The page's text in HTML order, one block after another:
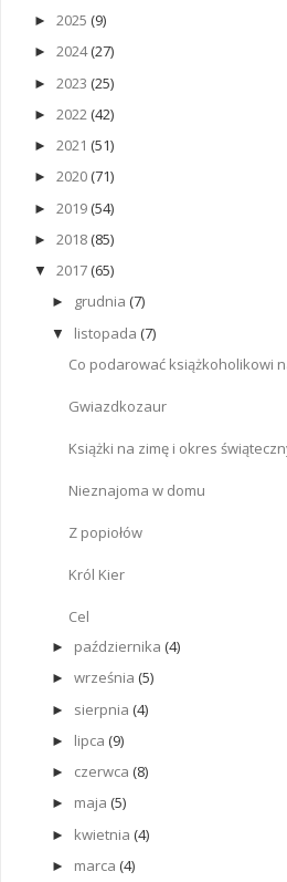
► 2025 (9)
► 2024(27)
► 2023 (25)
► 2022 (42)
► 2021 (51)
► 2020 (71)
► 2019 (54)
► 2018 (85)
▼ 2017 (65)
► grudnia (7)
▼ listopada (7)
Co podarować książkoholikowi
Gwiazdkozaur
Książki na zimę i okres
Nieznajoma w domu
Z popiołów
Król Kier
Cel
► października (4)
► września (5)
► sierpnia (4)
► lipca (9)
► czerwca (8)
► maja (5)
► kwietnia (4)
► marca (4)